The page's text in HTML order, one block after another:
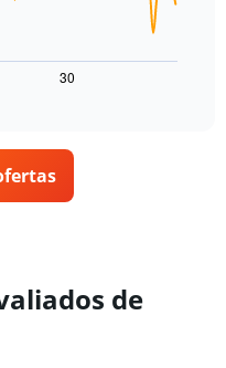
30
de